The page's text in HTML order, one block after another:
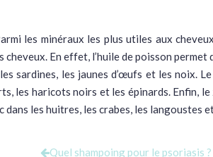
les minéraux les plus utiles aux
En effet, l’huile de poisson
sardines, les jaunes d’œufs et les noix.
les haricots noirs et les épinards. Enfin,
les huitres, les crabes, les langoustes
Quel shampoing pour le psoriasis ?